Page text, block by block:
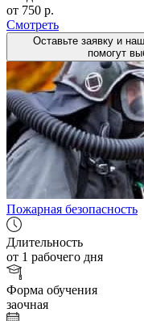
от 750 р.
Смотреть
Оставьте заявку и
помогут
Пожарная безопасность
Длительность
от 1 рабочего дня
Форма обучения
заочная